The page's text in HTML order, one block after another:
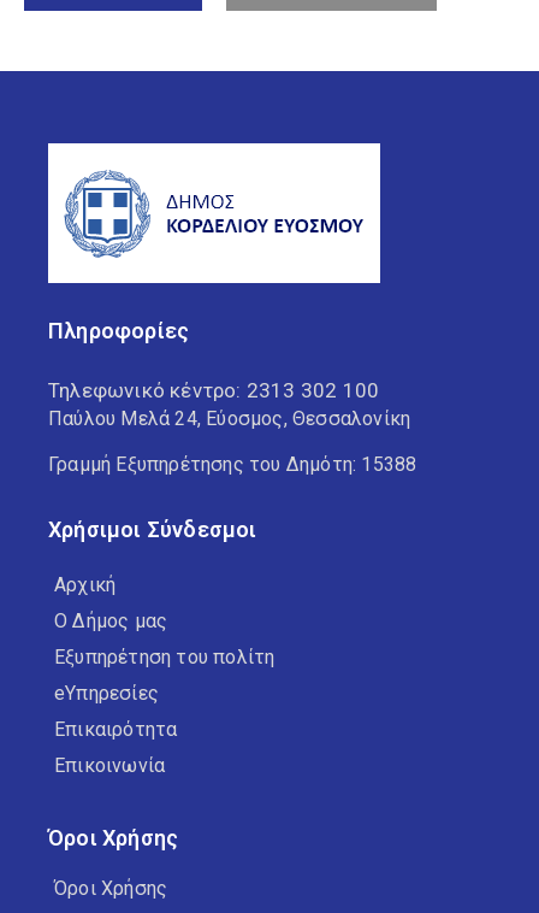
Πληροφορίες
Τηλεφωνικό κέντρο: 2313 302 100
Παύλου Μελά 24, Εύοσμος, Θεσσαλονίκη
Γραμμή Εξυπηρέτησης του Δημότη: 15388
Χρήσιμοι Σύνδεσμοι
Αρχική
Ο Δήμος μας
Εξυπηρέτηση του πολίτη
eΥπηρεσίες
Επικαιρότητα
Επικοινωνία
Όροι Χρήσης
Όροι Χρήσης